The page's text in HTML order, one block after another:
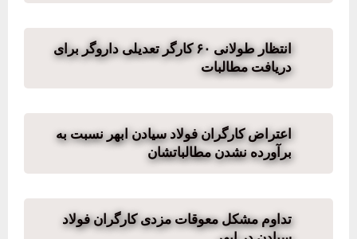
انتظار طولانی ۶۰ کارگر تعدیلی داروگر برای
دریافت مطالبات
اعتراض کارگران فولاد سیادن ابهر نسبت به
برآورده نشدن مطالباتشان
تداوم مشکل معوقات مزدی کارگران فولاد